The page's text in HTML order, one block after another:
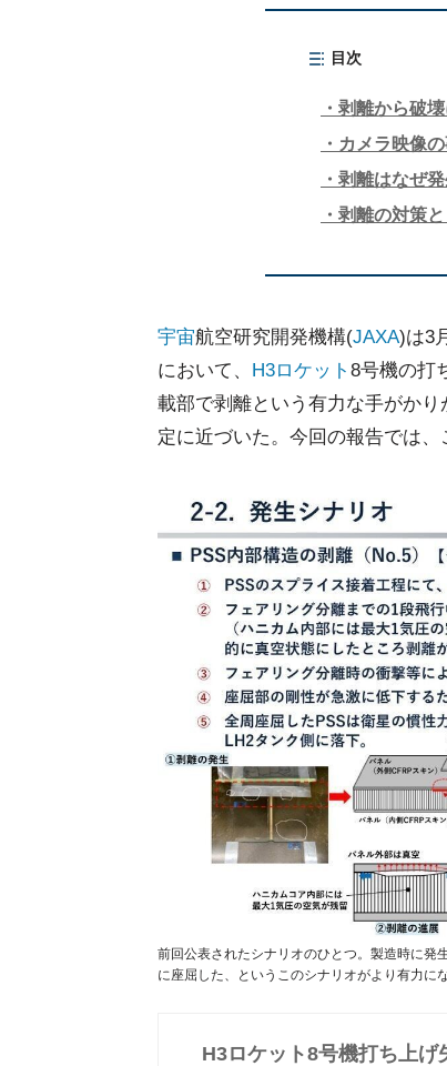
目次
剥離から破
カメラ映像
剥離はなぜ
剥離の対策
宇宙航空研究開発機構(JAXA)は3
において、 H3ロケット 8号機の打
載部で剥離という有力な手がか
定に近づいた。今回の報告では、
前回公表されたシナリオのひとつ。製造時に
に座屈した、というこのシナリオがより有力に
H3ロケット8号機打ち上げ